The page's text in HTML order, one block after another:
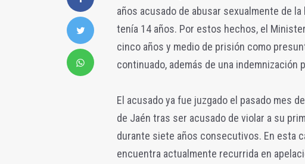
años acusado de abusar sexualmente de
tenía 14 años. Por estos hechos, el
cinco años y medio de prisión como
continuado, además de una indemnización
El acusado ya fue juzgado el pasado mes
de Jaén tras ser acusado de violar a su
durante siete años consecutivos. En esta
encuentra actualmente recurrida en